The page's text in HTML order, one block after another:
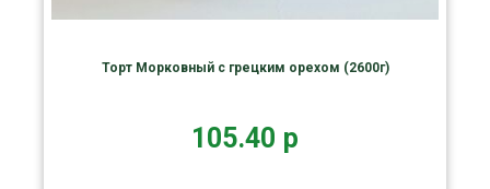
Торт Морковный с грецким орехом (2600г)
105.40 р